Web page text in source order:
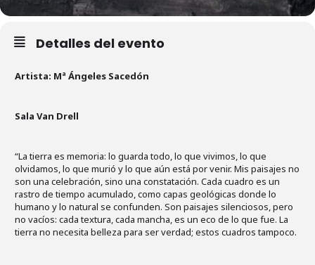
Detalles del evento
Artista: Mª Ángeles Sacedón
Sala Van Drell
“La tierra es memoria: lo guarda todo, lo que vivimos, lo que
olvidamos, lo que murió y lo que aún está por venir. Mis paisajes no
son una celebración, sino una constatación. Cada cuadro es un
rastro de tiempo acumulado, como capas geológicas donde lo
humano y lo natural se confunden. Son paisajes silenciosos, pero
no vacíos: cada textura, cada mancha, es un eco de lo que fue. La
tierra no necesita belleza para ser verdad; estos cuadros tampoco.